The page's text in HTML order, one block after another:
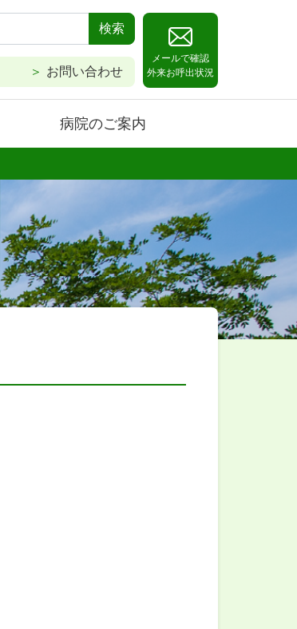
検索
お問い合わせ
メールで確認
外来お呼出状況
病院のご案内